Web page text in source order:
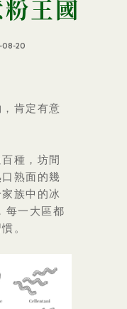
王國
08-20
肯定有意
種，坊間
熟面的幾
族中的冰
每一大區都
。